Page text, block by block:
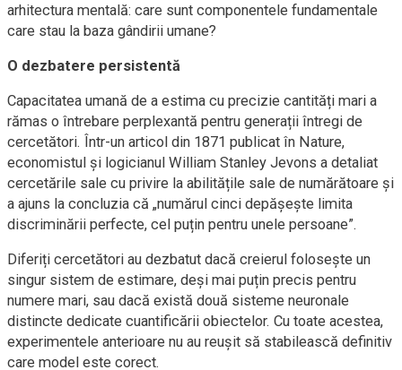
arhitectura mentală: care sunt componentele fundamentale
care stau la baza gândirii umane?
O dezbatere persistentă
Capacitatea umană de a estima cu precizie cantități mari a
rămas o întrebare perplexantă pentru generații întregi de
cercetători. Într-un articol din 1871 publicat în Nature,
economistul și logicianul William Stanley Jevons a detaliat
cercetările sale cu privire la abilitățile sale de numărătoare și
a ajuns la concluzia că „numărul cinci depășește limita
discriminării perfecte, cel puțin pentru unele persoane”.
Diferiți cercetători au dezbatut dacă creierul folosește un
singur sistem de estimare, deși mai puțin precis pentru
numere mari, sau dacă există două sisteme neuronale
distincte dedicate cuantificării obiectelor. Cu toate acestea,
experimentele anterioare nu au reușit să stabilească definitiv
care model este corect.